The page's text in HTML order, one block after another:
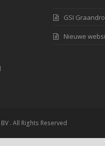
GSI
Nieuwe
. All Rights Reserved